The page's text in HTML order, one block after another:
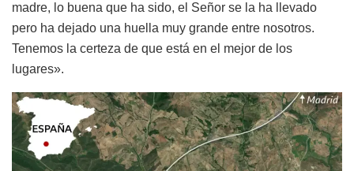
madre, lo buena que ha sido, el Señor se la ha llevado
pero ha dejado una huella muy grande entre nosotros.
Tenemos la certeza de que está en el mejor de los
lugares».